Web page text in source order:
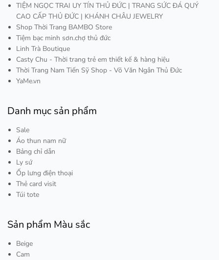
TIỆM NGỌC TRAI UY TÍN THỦ ĐỨC | TRANG SỨC ĐÁ QUÝ
CAO CẤP THỦ ĐỨC | KHÁNH CHÂU JEWELRY
Shop Thời Trang BAMBO Store
Tiệm bạc minh sơn.chợ thủ đức
Linh Trà Boutique
Casty Chu - Thời trang trẻ em thiết kế & hàng hiệu
Thời Trang Nam Tiến Sỹ Shop - Võ Văn Ngân Thủ Đức
YaMe.vn
Danh mục sản phẩm
Sale
Áo thun nam nữ
Bảng chỉ dẫn
Ly sứ
Ốp lưng điện thoại
Thẻ card visit
Túi tote
Sản phẩm Màu sắc
Beige
Cam